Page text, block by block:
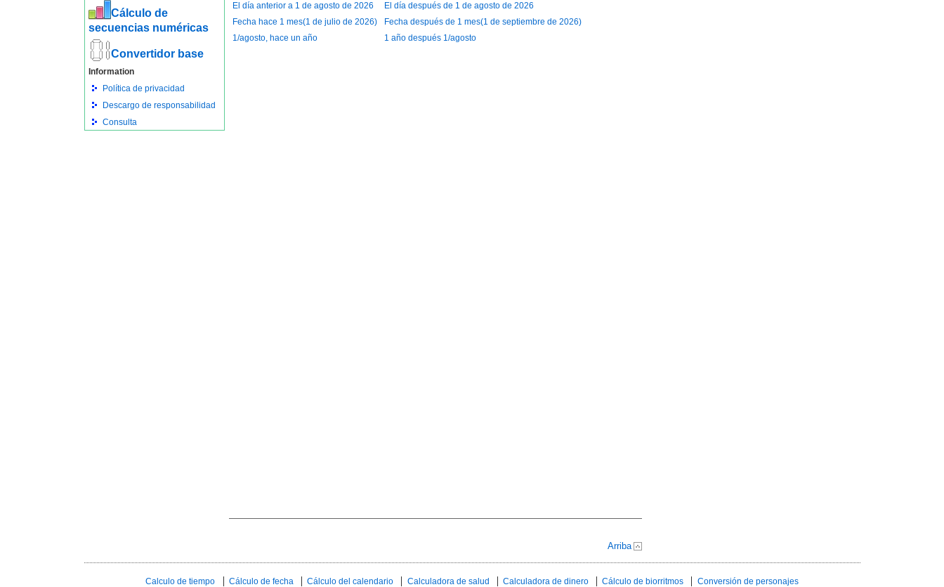
Cálculo de
secuencias numéricas
Convertidor base
Information
Política de privacidad
Descargo de responsabilidad
Consulta
El día anterior a 1 de agosto de 2026
El día después de 1 de agosto de 2026
Fecha hace 1 mes(1 de julio de 2026)
Fecha después de 1 mes(1 de septiembre de 2026)
1/agosto, hace un año
1 año después 1/agosto
Arriba
Calculo de tiempo Cálculo de fecha Cálculo del calendario Calculadora de salud Calculadora de dinero Cálculo de biorritmos Conversión de personajes